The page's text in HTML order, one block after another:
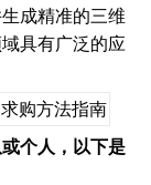
成精准的三维
具有广泛的应
个人，以下是